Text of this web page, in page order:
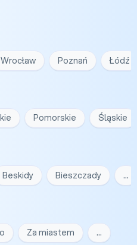
Wrocław Poznań Łódź
Pomorskie Śląskie
Beskidy Bieszczady …
Za miastem …